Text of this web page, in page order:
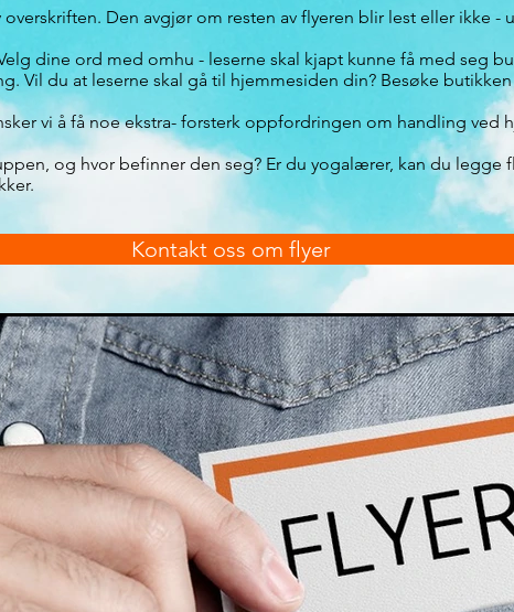
Den avgjør om resten av flyeren blir lest eller ikke -
dine ord med omhu - leserne skal kjapt kunne få med seg
Vil du at leserne skal gå til hjemmesiden din? Besøke
vi å få noe ekstra- forsterk oppfordringen om handling ved
og hvor befinner den seg? Er du yogalærer, kan du legge
Kontakt oss om flyer